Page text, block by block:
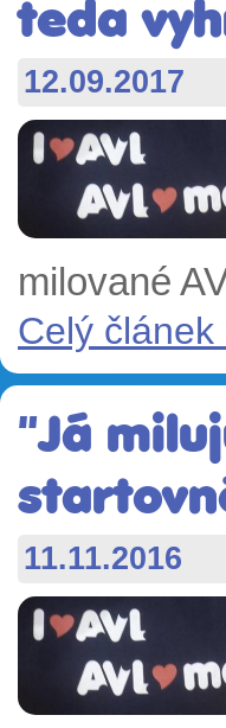
teda
12.09.2017
milované
Celý článek
"Já
11.11.2016